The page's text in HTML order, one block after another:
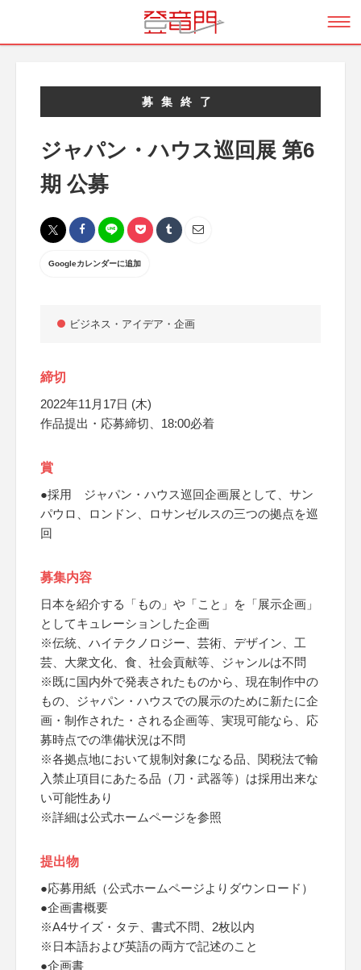
募集終了
ジャパン・ハウス巡回展 第6
期 公募
Googleカレンダーに追加
ビジネス・アイデア・企画
締切
2022年11月17日 (木)
作品提出・応募締切、18:00必着
賞
●採用 ジャパン・ハウス巡回企画展として、サン
パウロ、ロンドン、ロサンゼルスの三つの拠点を巡
回
募集内容
日本を紹介する「もの」や「こと」を「展示企画」
としてキュレーションした企画
※伝統、ハイテクノロジー、芸術、デザイン、工
芸、大衆文化、食、社会貢献等、ジャンルは不問
※既に国内外で発表されたものから、現在制作中の
もの、ジャパン・ハウスでの展示のために新たに企
画・制作された・される企画等、実現可能なら、応
募時点での準備状況は不問
※各拠点地において規制対象になる品、関税法で輸
入禁止項目にあたる品（刀・武器等）は採用出来な
い可能性あり
※詳細は公式ホームページを参照
提出物
●応募用紙（公式ホームページよりダウンロード）
●企画書概要
※A4サイズ・タテ、書式不問、2枚以内
※日本語および英語の両方で記述のこと
●企画書